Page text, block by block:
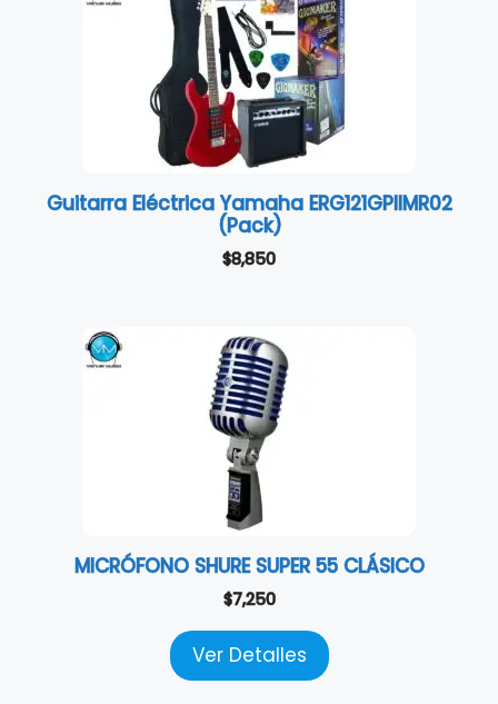
Guitarra Eléctrica Yamaha ERG121GPIIMR02
(Pack)
$8,850
MICRÓFONO SHURE SUPER 55 CLÁSICO
$7,250
Ver Detalles